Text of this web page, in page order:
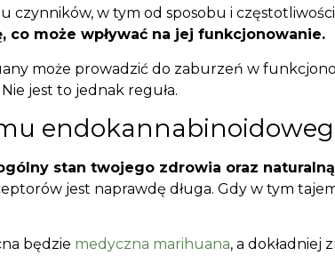
czynników, w tym od sposobu i
co może wpływać na jej funkcjonowanie.
może prowadzić do zaburzeń w
jest to jednak reguła.
stan twojego zdrowia oraz
jest naprawdę długa. Gdy w tym
będzie medyczna marihuana, a dokładniej